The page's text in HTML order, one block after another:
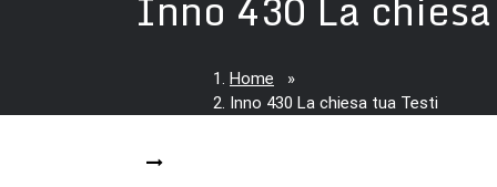
Home »
Inno 430 La chiesa tua Testi